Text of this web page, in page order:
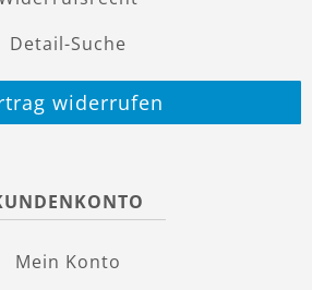
Detail-Suche
widerrufen
Mein Konto